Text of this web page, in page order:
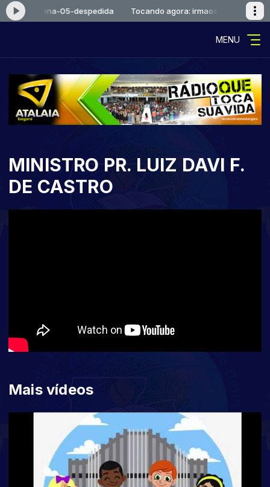
irmaosviana-05-despedida Tocando agora: irmaosviana-05-
MENU
MINISTRO PR. LUIZ DAVI F.
DE CASTRO
Mais vídeos